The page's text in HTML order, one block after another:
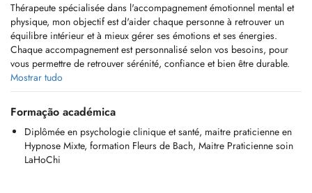
Thérapeute spécialisée dans l'accompagnement émotionnel mental et
physique, mon objectif est d'aider chaque personne à retrouver un
équilibre intérieur et à mieux gérer ses émotions et ses énergies.
Chaque accompagnement est personnalisé selon vos besoins, pour
vous permettre de retrouver sérénité, confiance et bien être durable.
Mes Approches:
l'HYPNOSE THERAPEUTIQUE:
méthode douce et efficace pour lever les blocages inconscients,
surmonter le stress, l'anxiété, renforcer la confiance en soi, libérer les
blocages émotionnels et les schémas limitants et plus encore...
Mostrar tudo
Formação académica
Diplômée en psychologie clinique et santé, maitre praticienne en
Hypnose Mixte, formation Fleurs de Bach, Maitre Praticienne soin
LaHoChi